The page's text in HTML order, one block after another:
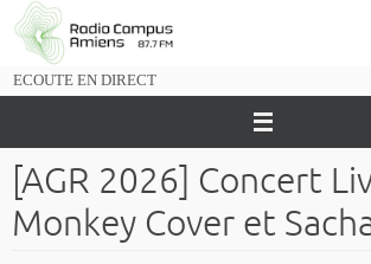
Passer
vers
ECOUTE EN DIRECT
[AGR 2026] Concert
Monkey Cover et